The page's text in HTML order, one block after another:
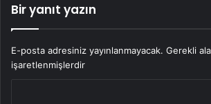
Bir yanıt yazın
E-posta adresiniz yayınlanmayacak. Gerekli
işaretlenmişlerdir